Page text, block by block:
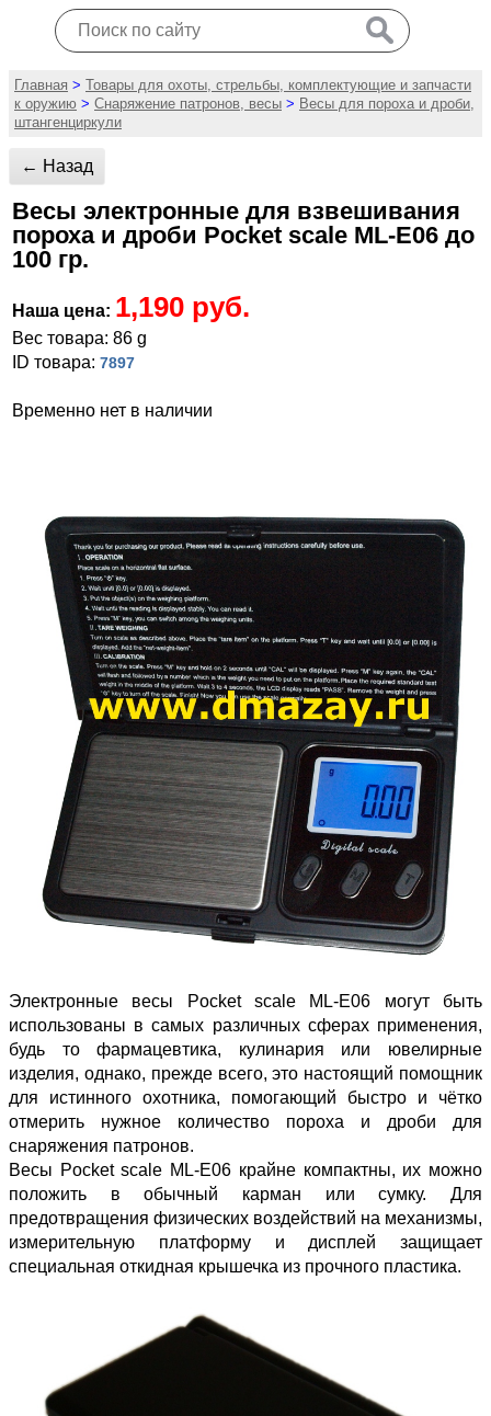
Главная > Товары для охоты, стрельбы, комплектующие и запчасти
к оружию > Снаряжение патронов, весы > Весы для пороха и дроби,
штангенциркули
← Назад
Весы электронные для взвешивания
пороха и дроби Pocket scale ML-E06 до
100 гр.
Наша цена: 1,190 руб.
Вес товара: 86 g
ID товара: 7897
Временно нет в наличии
Электронные весы Pocket scale ML-E06 могут быть
использованы в самых различных сферах применения,
будь то фармацевтика, кулинария или ювелирные
изделия, однако, прежде всего, это настоящий помощник
для истинного охотника, помогающий быстро и чётко
отмерить нужное количество пороха и дроби для
снаряжения патронов.
Весы Pocket scale ML-E06 крайне компактны, их можно
положить в обычный карман или сумку. Для
предотвращения физических воздействий на механизмы,
измерительную платформу и дисплей защищает
специальная откидная крышечка из прочного пластика.